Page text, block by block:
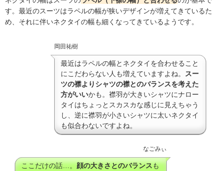
す。最近のスーツはラペルの幅が狭いデザインが増えてきているた
め、それに伴いネクタイの幅も細くなってきているようです。
岡田祐樹
最近はラペルの幅とネクタイを合わせること
にこだわらない人も増えていますよね。
スー
ツの襟よりシャツの襟とのバランスを考えた
方がいいかも。襟羽が大きいシャツにナロー
タイはちょっとスカスカな感じに見えちゃう
し、逆に襟羽が小さいシャツに太いネクタイ
も似合わないですよね。
なごみぃ
ここだけの話…。顔の大きさとのバランスも